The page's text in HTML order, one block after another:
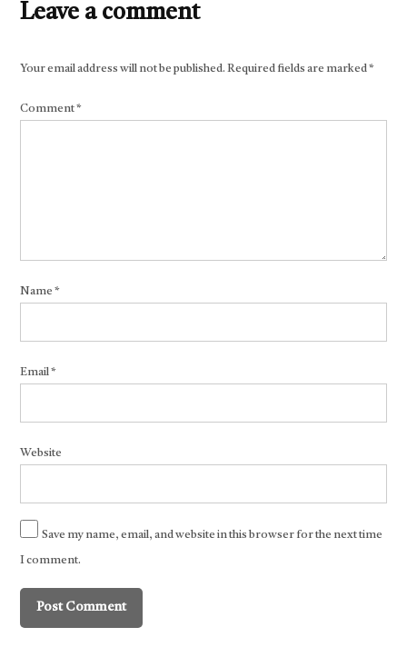
Leave a comment
Your email address will not be published. Required fields are marked*
Comment*
Name*
Email*
Website
Save my name, email, and website in this browser for the next time
I comment.